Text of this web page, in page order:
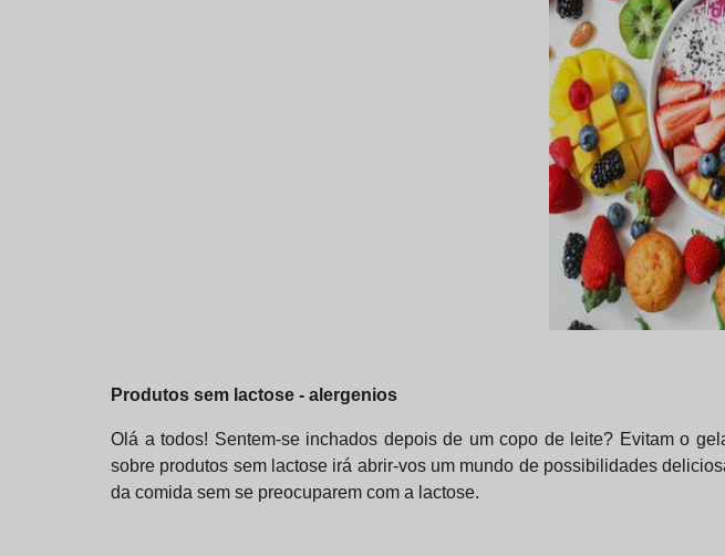
Produtos sem lactose - alergenios
Olá a todos! Sentem-se inchados depois de um copo de leite? Evitam o
sobre produtos sem lactose irá abrir-vos um mundo de possibilidades
da comida sem se preocuparem com a lactose.